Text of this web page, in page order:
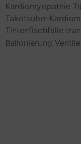
Kardiomyopathie
Takotsubo-
Tintenfischfalle
Ballonierung